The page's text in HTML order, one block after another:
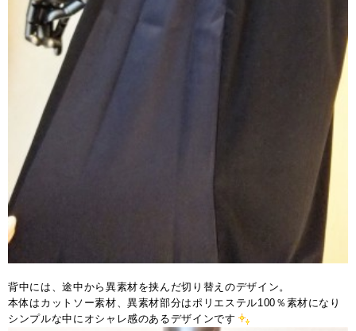
背中には、途中から異素材を挟んだ切り替えのデザイン。
本体はカットソー素材、異素材部分はポリエステル100％素材になり
シンプルな中にオシャレ感のあるデザインです